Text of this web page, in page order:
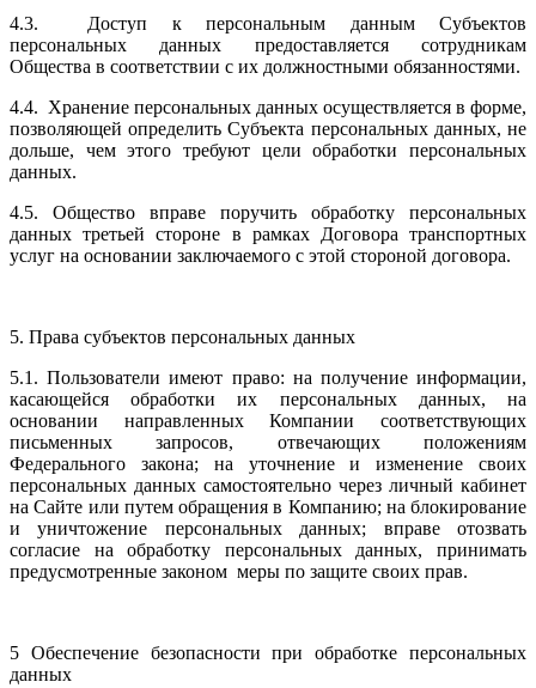
4.3. Доступ к персональным данным Субъектов
персональных данных предоставляется сотрудникам
Общества в соответствии с их должностными обязанностями.
4.4. Хранение персональных данных осуществляется в форме,
позволяющей определить Субъекта персональных данных, не
дольше, чем этого требуют цели обработки персональных
данных.
4.5. Общество вправе поручить обработку персональных
данных третьей стороне в рамках Договора транспортных
услуг на основании заключаемого с этой стороной договора.
5. Права субъектов персональных данных
5.1. Пользователи имеют право: на получение информации,
касающейся обработки их персональных данных, на
основании направленных Компании соответствующих
письменных запросов, отвечающих положениям
Федерального закона; на уточнение и изменение своих
персональных данных самостоятельно через личный кабинет
на Сайте или путем обращения в Компанию; на блокирование
и уничтожение персональных данных; вправе отозвать
согласие на обработку персональных данных, принимать
предусмотренные законом меры по защите своих прав.
5 Обеспечение безопасности при обработке персональных
данных